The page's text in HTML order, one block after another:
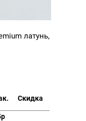
латунь,
Скидка